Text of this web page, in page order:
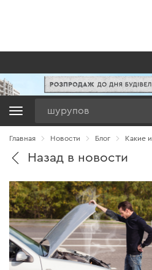
Главная Новости Блог Какие
Назад в новости